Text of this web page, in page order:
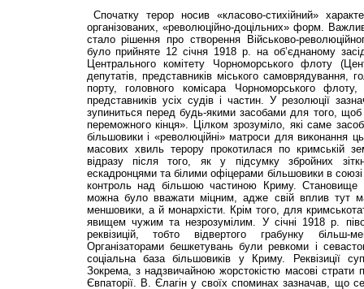
Спочатку терор носив «класово-стихійний»
організованих, «революційно-доцільних» форм.
стало рішення про створення Військово-
було прийняте 12 січня 1918 р. на об’єднаному
Центрального комітету Чорноморського флоту
депутатів, представників міського самоврядування,
порту, головного комісара Чорноморського флоту,
представників усіх судів і частин. У резолюції
зупиниться перед будь-якими засобами для того,
переможного кінця». Цілком зрозуміло, які саме
більшовики і «революційні» матроси для виконання
масових хвиль терору прокотилася по кримській
відразу після того, як у підсумку збройних
ескадронцями та білими офіцерами більшовики в
контроль над більшою частиною Криму. Становище
можна було вважати міцним, адже свій вплив тут
меншовики, а й монархісти. Крім того, для
явищем чужим та незрозумілим. У січні 1918 р.
реквізицій, тобто відвертого грабунку більш-
Організаторами бешкетувань були ревкоми і
соціальна база більшовиків у Криму. Реквізиції
Зокрема, з надзвичайною жорстокістю масові страти
Євпаторії. В. Єлагін у своїх споминах зазначав, що